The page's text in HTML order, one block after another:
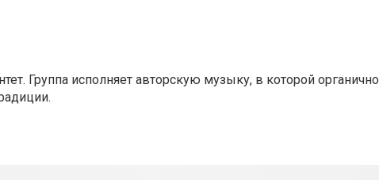
Группа исполняет авторскую музыку, в которой органично